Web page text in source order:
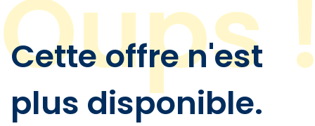
Cette offre n'est
plus disponible.